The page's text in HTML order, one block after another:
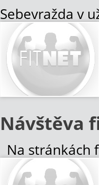
Sebevražda v
k násilnému
k sebevraždě
v tíživém
Více informací
Návštěva
Na stránkách
o